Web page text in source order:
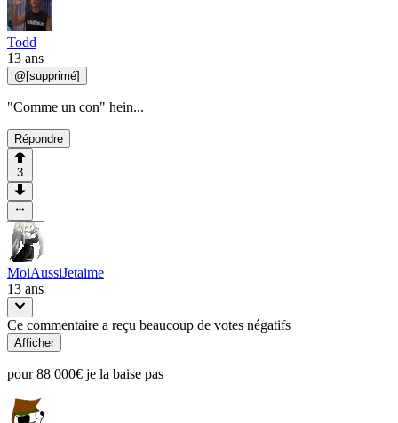
Todd
13 ans
@ [supprimé]
"Comme un con" hein...
Répondre
3
MoiAussiJetaime
13 ans
Ce commentaire a reçu beaucoup de votes négatifs
Afficher
pour 88 000€ je la baise pas